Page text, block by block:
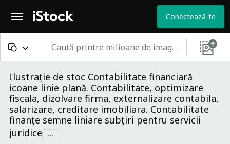
Conectează-te
Tot conținutul
Imagini
Fotografii
Ilustrații
Ilustrație de stoc Contabilitate financiară
icoane linie plană. Contabilitate, optimizare
fiscala, dizolvare firma, externalizare contabila,
salarizare, creditare imobiliara. Contabilitate
finanțe semne liniare subțiri pentru servicii
juridice ...